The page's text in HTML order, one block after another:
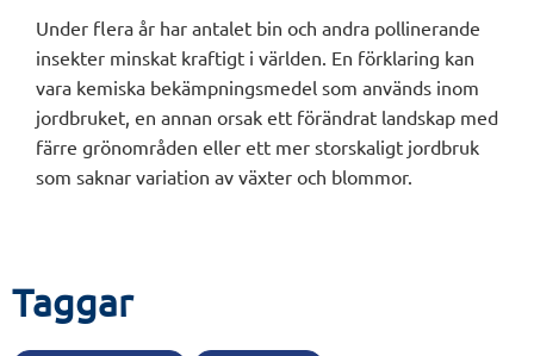
Under flera år har antalet bin och andra pollinerande
insekter minskat kraftigt i världen. En förklaring kan
vara kemiska bekämpningsmedel som används inom
jordbruket, en annan orsak ett förändrat landskap med
färre grönområden eller ett mer storskaligt jordbruk
som saknar variation av växter och blommor.
Taggar